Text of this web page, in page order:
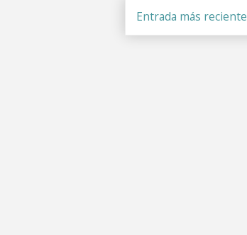
Entrada más reciente